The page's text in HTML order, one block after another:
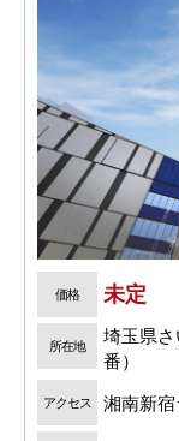
価格 未定
所在地
埼玉県
番）
アクセス 湘南新